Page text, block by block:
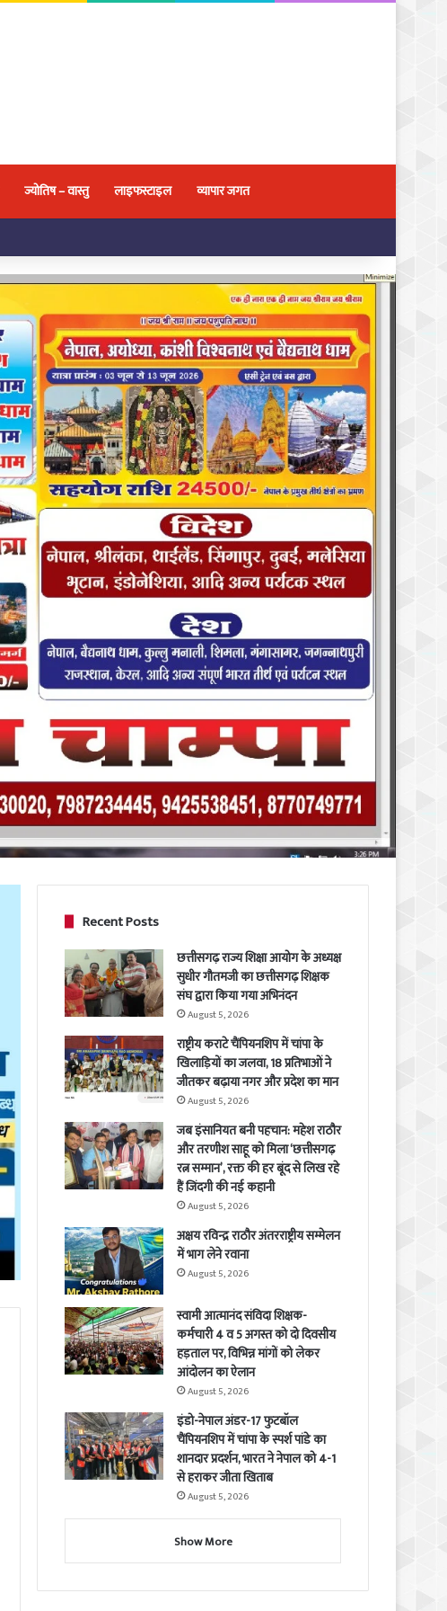
ज्योतिष – वास्तु लाइफस्टाइल व्यापार जगत
Recent Posts
छत्तीसगढ़ राज्य शिक्षा आयोग के अध्यक्ष
सुधीर गौतमजी का छत्तीसगढ़ शिक्षक
संघ द्वारा किया गया अभिनंदन
August 5, 2026
राष्ट्रीय कराटे चैंपियनशिप में चांपा के
खिलाड़ियों का जलवा, 18 प्रतिभाओं ने
जीतकर बढ़ाया नगर और प्रदेश का मान
August 5, 2026
जब इंसानियत बनी पहचान: महेश राठौर
और तरणीश साहू को मिला ‘छत्तीसगढ़
रत्न सम्मान’, रक्त की हर बूंद से लिख रहे
हैं जिंदगी की नई कहानी
August 5, 2026
अक्षय रविन्द्र राठौर अंतरराष्ट्रीय सम्मेलन
में भाग लेने रवाना
August 5, 2026
स्वामी आत्मानंद संविदा शिक्षक-
कर्मचारी 4 व 5 अगस्त को दो दिवसीय
हड़ताल पर, विभिन्न मांगों को लेकर
आंदोलन का ऐलान
August 5, 2026
इंडो-नेपाल अंडर-17 फुटबॉल
चैंपियनशिप में चांपा के स्पर्श पांडे का
शानदार प्रदर्शन, भारत ने नेपाल को 4-1
से हराकर जीता खिताब
August 5, 2026
Show More